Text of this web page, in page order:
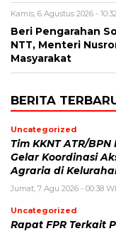
Kamis, 6 Agustus 2026 -
Beri Pengarahan
NTT, Menteri
Masyarakat
BERITA
Uncategorized
Tim KKNT ATR/
Gelar Koordinasi
Agraria di
Jumat, 7 Agu 2026 - 00:38
Uncategorized
Rapat FPR Terkait